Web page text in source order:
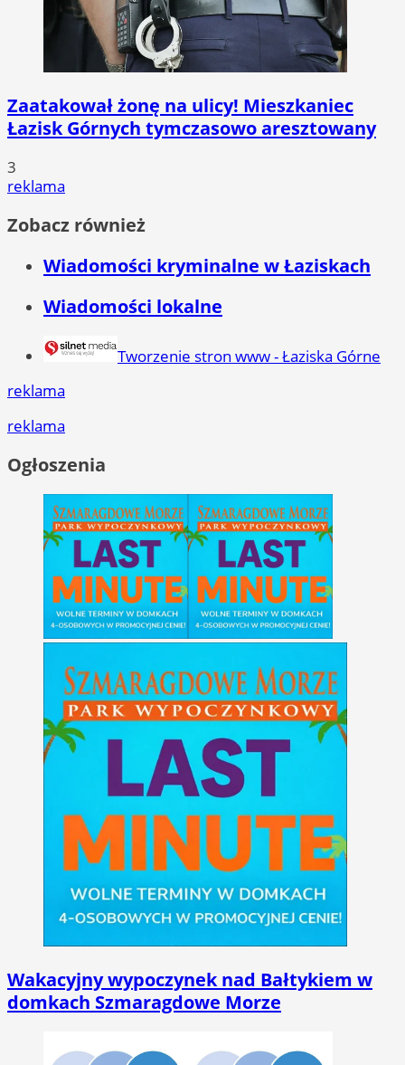
Zaatakował żonę na ulicy! Mieszkaniec
Łazisk Górnych tymczasowo aresztowany
3
reklama
Zobacz również
Wiadomości kryminalne w Łaziskach
Wiadomości lokalne
Tworzenie stron www - Łaziska Górne
reklama
reklama
Ogłoszenia
Wakacyjny wypoczynek nad Bałtykiem w
domkach Szmaragdowe Morze